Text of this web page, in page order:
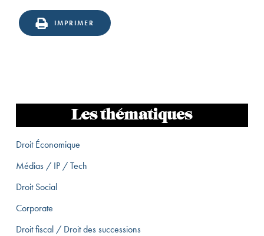
IMPRIMER
Les thématiques
Droit Économique
Médias / IP / Tech
Droit Social
Corporate
Droit fiscal / Droit des successions